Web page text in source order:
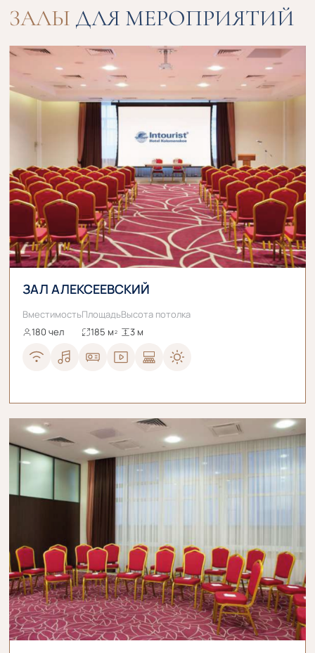
ЗАЛЫ ДЛЯ МЕРОПРИЯТИЙ
ЗАЛ АЛЕКСЕЕВСКИЙ
Вместимость
180 чел
Площадь
185 м2
Высота потолка
3 м